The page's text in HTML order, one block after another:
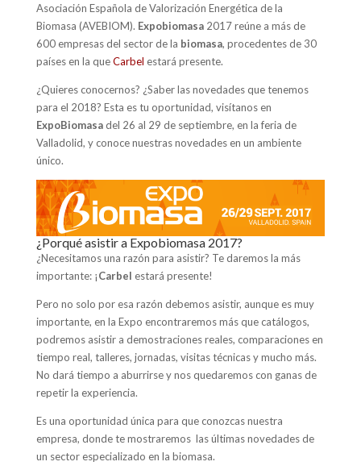
Asociación Española de Valorización Energética de la
Biomasa (AVEBIOM). Expobiomasa2017 reúne a más de
600 empresas del sector de la biomasa, procedentes de 30
países en la queCarbel estará presente.
¿Quieres conocernos? ¿Saber las novedades que tenemos
para el 2018? Esta es tu oportunidad, visítanos en
ExpoBiomasadel 26 al 29 de septiembre, en la feria de
Valladolid, y conoce nuestras novedades en un ambiente
único.
¿Porqué asistir a Expobiomasa 2017?
¿Necesitamos una razón para asistir? Te daremos la más
importante: ¡Carbel estará presente!
Pero no solo por esa razón debemos asistir, aunque es muy
importante, en la Expo encontraremos más que catálogos,
podremos asistir a demostraciones reales, comparaciones en
tiempo real, talleres, jornadas, visitas técnicas y mucho más.
No dará tiempo a aburrirse y nos quedaremos con ganas de
repetir la experiencia.
Es una oportunidad única para que conozcas nuestra
empresa, donde te mostraremos las últimas novedades de
un sector especializado en la biomasa.